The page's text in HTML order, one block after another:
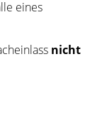
eines
nicht